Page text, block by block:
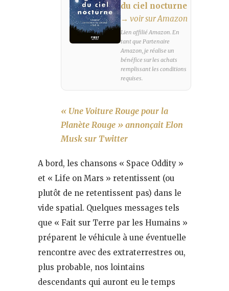
du ciel nocturne
→ voir sur Amazon
Lien affilié Amazon. En
tant que Partenaire
Amazon, je réalise un
bénéfice sur les achats
remplissant les conditions
requises.
« Une Voiture Rouge pour la
Planète Rouge » annonçait Elon
Musk sur Twitter
A bord, les chansons « Space Oddity »
et « Life on Mars » retentissent (ou
plutôt de ne retentissent pas) dans le
vide spatial. Quelques messages tels
que « Fait sur Terre par les Humains »
préparent le véhicule à une éventuelle
rencontre avec des extraterrestres ou,
plus probable, nos lointains
descendants qui auront eu le temps